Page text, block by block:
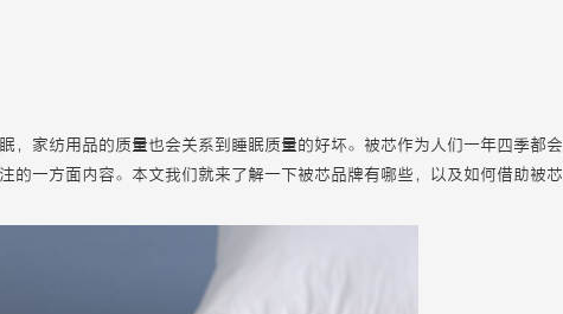
家纺用品的质量也会关系到睡眠质量的好坏。 被芯作为人们一年四季都会
的一方面内容。本文我们就来了解一下被芯品牌有哪些，以及如何借助被芯